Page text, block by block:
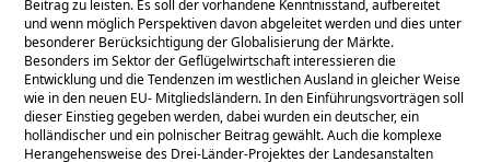
Beitrag zu leisten. Es soll der vorhandene Kenntnisstand, aufbereitet
und wenn möglich Perspektiven davon abgeleitet werden und dies unter
besonderer Berücksichtigung der Globalisierung der Märkte.
Besonders im Sektor der Geflügelwirtschaft interessieren die
Entwicklung und die Tendenzen im westlichen Ausland in gleicher Weise
wie in den neuen EU- Mitgliedsländern. In den Einführungsvorträgen soll
dieser Einstieg gegeben werden, dabei wurden ein deutscher, ein
holländischer und ein polnischer Beitrag gewählt. Auch die komplexe
Herangehensweise des Drei-Länder-Projektes der Landesanstalten